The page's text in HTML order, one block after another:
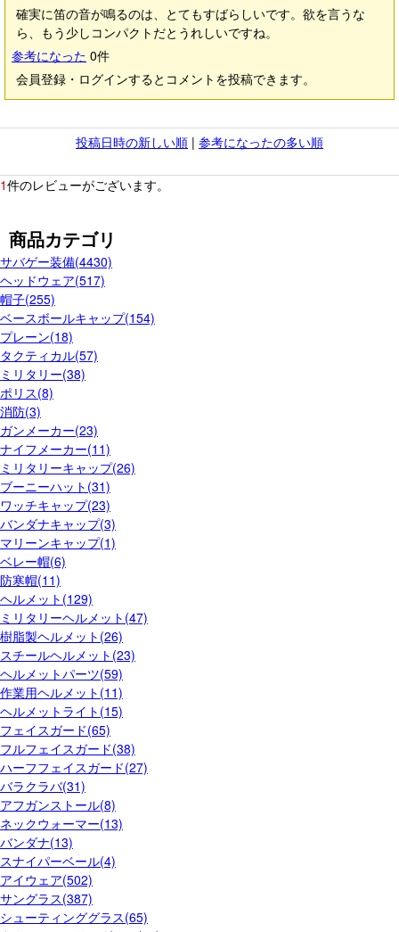
確実に笛の音が鳴るのは、とてもすばらしいです。欲を言うな
ら、もう少しコンパクトだとうれしいですね。
参考になった 0件
会員登録・ログインするとコメントを投稿できます。
投稿日時の新しい順 | 参考になったの多い順
1件のレビューがございます。
商品カテゴリ
サバゲー装備(4430)
ヘッドウェア(517)
帽子(255)
ベースボールキャップ(154)
プレーン(18)
タクティカル(57)
ミリタリー(38)
ポリス(8)
消防(3)
ガンメーカー(23)
ナイフメーカー(11)
ミリタリーキャップ(26)
ブーニーハット(31)
ワッチキャップ(23)
バンダナキャップ(3)
マリーンキャップ(1)
ベレー帽(6)
防寒帽(11)
ヘルメット(129)
ミリタリーヘルメット(47)
樹脂製ヘルメット(26)
スチールヘルメット(23)
ヘルメットパーツ(59)
作業用ヘルメット(11)
ヘルメットライト(15)
フェイスガード(65)
フルフェイスガード(38)
ハーフフェイスガード(27)
バラクラバ(31)
アフガンストール(8)
ネックウォーマー(13)
バンダナ(13)
スナイパーベール(4)
アイウェア(502)
サングラス(387)
シューティンググラス(65)